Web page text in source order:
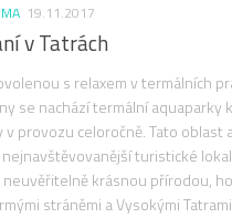
19.11.2017
v Tatrách
s relaxem v termálních
se nachází termální aquaparky
provozu celoročně. Tato oblast
turistické
krásnou přírodou,
stráněmi a Vysokými